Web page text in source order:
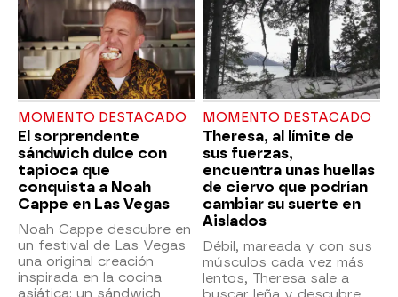
MOMENTO DESTACADO
El sorprendente
sándwich dulce con
tapioca que
conquista a Noah
Cappe en Las Vegas
Noah Cappe descubre en
un festival de Las Vegas
una original creación
inspirada en la cocina
asiática: un sándwich
MOMENTO DESTACADO
Theresa, al límite de
sus fuerzas,
encuentra unas huellas
de ciervo que podrían
cambiar su suerte en
Aislados
Débil, mareada y con sus
músculos cada vez más
lentos, Theresa sale a